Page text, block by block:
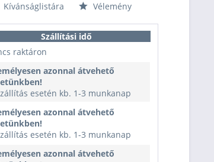
Kívánságlistára Vélemény
Szállítási idő
raktáron
azonnal átvehető
esetén kb. 1-3 munkanap
azonnal átvehető
esetén kb. 1-3 munkanap
azonnal átvehető